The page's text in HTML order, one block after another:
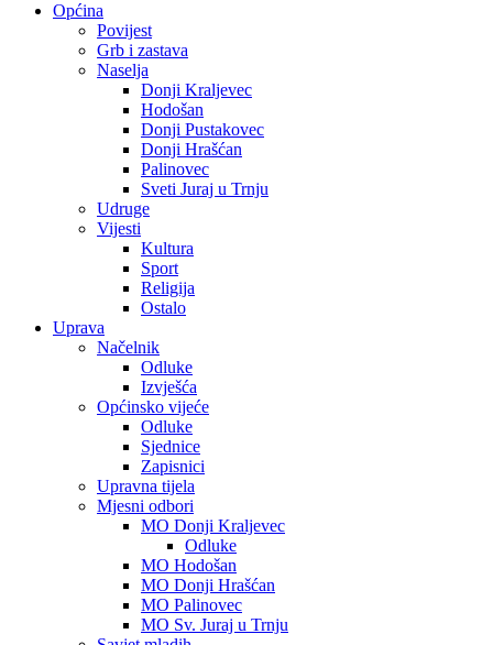
Općina
Povijest
Grb i zastava
Naselja
Donji Kraljevec
Hodošan
Donji Pustakovec
Donji Hrašćan
Palinovec
Sveti Juraj u Trnju
Udruge
Vijesti
Kultura
Sport
Religija
Ostalo
Uprava
Načelnik
Odluke
Izvješća
Općinsko vijeće
Odluke
Sjednice
Zapisnici
Upravna tijela
Mjesni odbori
MO Donji Kraljevec
Odluke
MO Hodošan
MO Donji Hrašćan
MO Palinovec
MO Sv. Juraj u Trnju